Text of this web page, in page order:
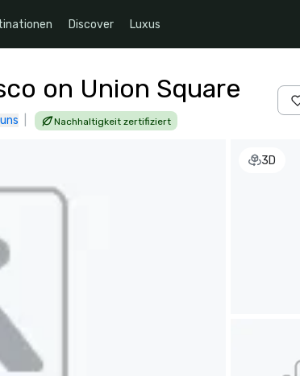
Discover Luxus
on Union Square
Nachhaltigkeit zertifiziert
3D